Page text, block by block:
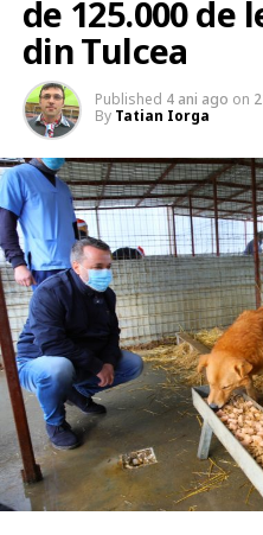
de 125.000 de
din Tulcea
Published 4 ani ago on
By Tatian Iorga